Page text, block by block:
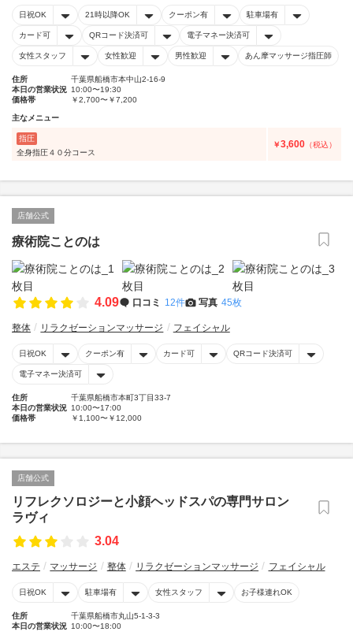
日祝OK 21時以降OK クーポン有 駐車場有
カード可 QRコード決済可 電子マネー決済可
女性スタッフ 女性歓迎 男性歓迎 あん摩マッサージ指圧師
住所
千葉県船橋市本中山2-16-9
本日の営業状況 10:00〜19:30
価格帯
￥2,700〜￥7,200
主なメニュー
指圧
全身指圧４０分コース
￥3,600 （税込）
店舗公式
療術院ことのは
4.09 口コミ 12件 写真 45枚
整体 リラクゼーションマッサージ フェイシャル
日祝OK クーポン有 カード可 QRコード決済可
電子マネー決済可
住所
千葉県船橋市本町3丁目33-7
本日の営業状況 10:00〜17:00
価格帯
￥1,100〜￥12,000
店舗公式
リフレクソロジーと小顔ヘッドスパの専門サロン
ラヴィ
3.04
エステ マッサージ 整体 リラクゼーションマッサージ フェイシャル
日祝OK 駐車場有 女性スタッフ お子様連れOK
住所
千葉県船橋市丸山5-1-3-3
本日の営業状況 10:00〜18:00